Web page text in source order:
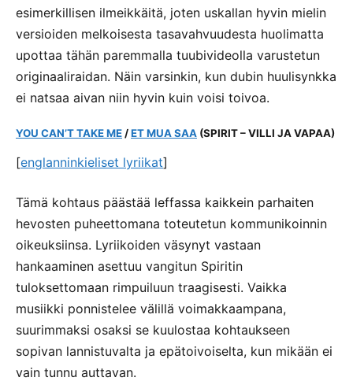
esimerkillisen ilmeikkäitä, joten uskallan hyvin mielin
versioiden melkoisesta tasavahvuudesta huolimatta
upottaa tähän paremmalla tuubivideolla varustetun
originaaliraidan. Näin varsinkin, kun dubin huulisynkka
ei natsaa aivan niin hyvin kuin voisi toivoa.
YOU CAN’T TAKE ME /ET MUA SAA (SPIRIT – VILLI JA VAPAA)
[englanninkieliset lyriikat]
Tämä kohtaus päästää leffassa kaikkein parhaiten
hevosten puheettomana toteutetun kommunikoinnin
oikeuksiinsa. Lyriikoiden väsynyt vastaan
hankaaminen asettuu vangitun Spiritin
tuloksettomaan rimpuiluun traagisesti. Vaikka
musiikki ponnistelee välillä voimakkaampana,
suurimmaksi osaksi se kuulostaa kohtaukseen
sopivan lannistuvalta ja epätoivoiselta, kun mikään ei
vain tunnu auttavan.